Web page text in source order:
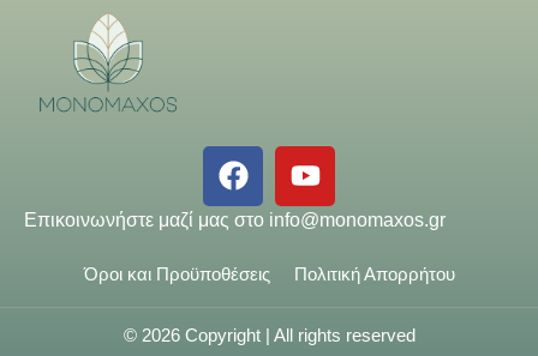
Επικοινωνήστε μαζί μας στο info@monomaxos.gr
Όροι και Προϋποθέσεις Πολιτική Απορρήτου
© 2026 Copyright | All rights reserved